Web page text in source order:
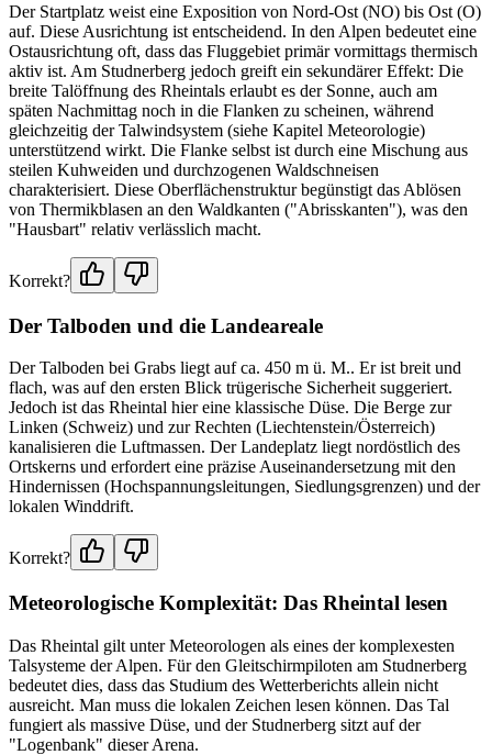
Der Startplatz weist eine Exposition von Nord-Ost (NO) bis Ost (O)
auf. Diese Ausrichtung ist entscheidend. In den Alpen bedeutet eine
Ostausrichtung oft, dass das Fluggebiet primär vormittags thermisch
aktiv ist. Am Studnerberg jedoch greift ein sekundärer Effekt: Die
breite Talöffnung des Rheintals erlaubt es der Sonne, auch am
späten Nachmittag noch in die Flanken zu scheinen, während
gleichzeitig der Talwindsystem (siehe Kapitel Meteorologie)
unterstützend wirkt. Die Flanke selbst ist durch eine Mischung aus
steilen Kuhweiden und durchzogenen Waldschneisen
charakterisiert. Diese Oberflächenstruktur begünstigt das Ablösen
von Thermikblasen an den Waldkanten ("Abrisskanten"), was den
"Hausbart" relativ verlässlich macht.
Korrekt?
Der Talboden und die Landeareale
Der Talboden bei Grabs liegt auf ca. 450 m ü. M.. Er ist breit und
flach, was auf den ersten Blick trügerische Sicherheit suggeriert.
Jedoch ist das Rheintal hier eine klassische Düse. Die Berge zur
Linken (Schweiz) und zur Rechten (Liechtenstein/Österreich)
kanalisieren die Luftmassen. Der Landeplatz liegt nordöstlich des
Ortskerns und erfordert eine präzise Auseinandersetzung mit den
Hindernissen (Hochspannungsleitungen, Siedlungsgrenzen) und der
lokalen Winddrift.
Korrekt?
Meteorologische Komplexität: Das Rheintal lesen
Das Rheintal gilt unter Meteorologen als eines der komplexesten
Talsysteme der Alpen. Für den Gleitschirmpiloten am Studnerberg
bedeutet dies, dass das Studium des Wetterberichts allein nicht
ausreicht. Man muss die lokalen Zeichen lesen können. Das Tal
fungiert als massive Düse, und der Studnerberg sitzt auf der
"Logenbank" dieser Arena.